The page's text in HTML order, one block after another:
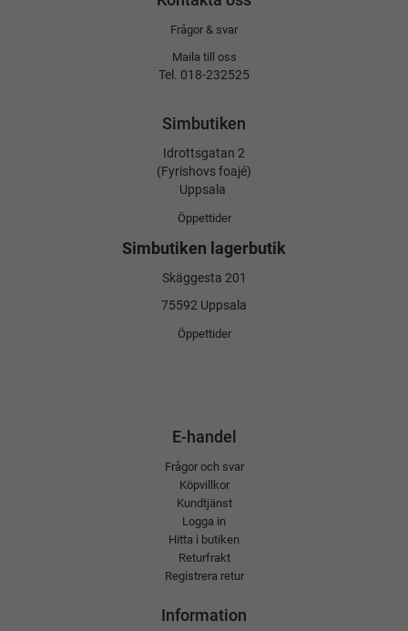
Frågor & svar
Maila till oss
Tel. 018-232525
Simbutiken
Idrottsgatan 2
(Fyrishovs foajé)
Uppsala
Öppettider
Simbutiken lagerbutik
Skäggesta 201
75592 Uppsala
Öppettider
E-handel
Frågor och svar
Köpvillkor
Kundtjänst
Logga in
Hitta i butiken
Returfrakt
Registrera retur
Information